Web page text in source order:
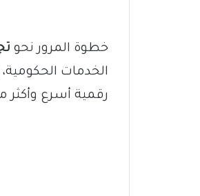
خطوة المرور نحو
الخدمات
رقمية أسرع وأكثر